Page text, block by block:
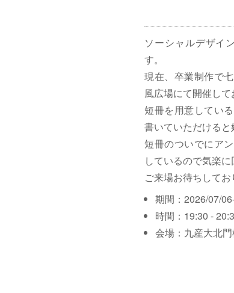
ソーシャルデザイ
す。
現在、卒業制作で
風広場にて開催して
短冊を用意してい
書いていただけると
短冊のついでにア
しているので気楽
ご来場お待ちして
期間：2026/07/
時間：19:30 -
会場：九産大北